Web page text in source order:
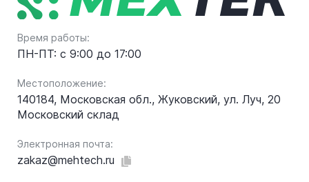
Время работы:
ПН-ПТ: с 9:00 до 17:00
Местоположение:
140184, Московская обл., Жуковский, ул. Луч, 20
Московский склад
Электронная почта:
zakaz@mehtech.ru